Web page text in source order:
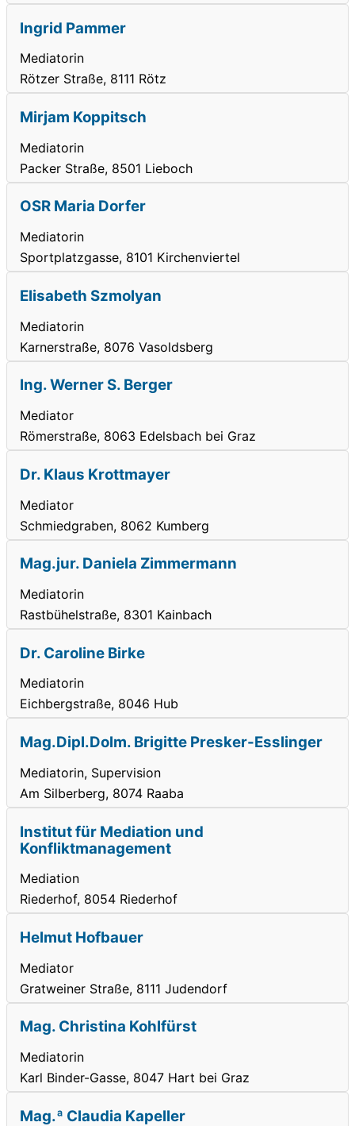
Ingrid Pammer
Mediatorin
Rötzer Straße, 8111 Rötz
Mirjam Koppitsch
Mediatorin
Packer Straße, 8501 Lieboch
OSR Maria Dorfer
Mediatorin
Sportplatzgasse, 8101 Kirchenviertel
Elisabeth Szmolyan
Mediatorin
Karnerstraße, 8076 Vasoldsberg
Ing. Werner S. Berger
Mediator
Römerstraße, 8063 Edelsbach bei Graz
Dr. Klaus Krottmayer
Mediator
Schmiedgraben, 8062 Kumberg
Mag.jur. Daniela Zimmermann
Mediatorin
Rastbühelstraße, 8301 Kainbach
Dr. Caroline Birke
Mediatorin
Eichbergstraße, 8046 Hub
Mag.Dipl.Dolm. Brigitte Presker-Esslinger
Mediatorin, Supervision
Am Silberberg, 8074 Raaba
Institut für Mediation und
Konfliktmanagement
Mediation
Riederhof, 8054 Riederhof
Helmut Hofbauer
Mediator
Gratweiner Straße, 8111 Judendorf
Mag. Christina Kohlfürst
Mediatorin
Karl Binder-Gasse, 8047 Hart bei Graz
Mag.ª Claudia Kapeller